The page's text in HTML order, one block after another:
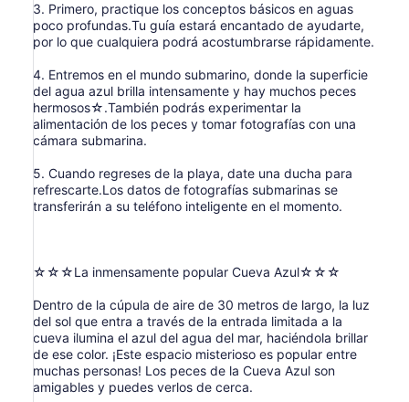
3. Primero, practique los conceptos básicos en aguas
poco profundas.Tu guía estará encantado de ayudarte,
por lo que cualquiera podrá acostumbrarse rápidamente.
4. Entremos en el mundo submarino, donde la superficie
del agua azul brilla intensamente y hay muchos peces
hermosos☆.También podrás experimentar la
alimentación de los peces y tomar fotografías con una
cámara submarina.
5. Cuando regreses de la playa, date una ducha para
refrescarte.Los datos de fotografías submarinas se
transferirán a su teléfono inteligente en el momento.
☆☆☆La inmensamente popular Cueva Azul☆☆☆
Dentro de la cúpula de aire de 30 metros de largo, la luz
del sol que entra a través de la entrada limitada a la
cueva ilumina el azul del agua del mar, haciéndola brillar
de ese color. ¡Este espacio misterioso es popular entre
muchas personas! Los peces de la Cueva Azul son
amigables y puedes verlos de cerca.